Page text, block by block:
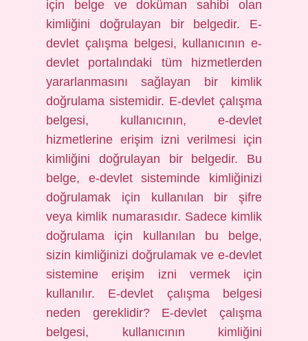
için belge ve doküman sahibi olan
kimliğini doğrulayan bir belgedir. E-
devlet çalışma belgesi, kullanıcının e-
devlet portalındaki tüm hizmetlerden
yararlanmasını sağlayan bir kimlik
doğrulama sistemidir. E-devlet çalışma
belgesi, kullanıcının, e-devlet
hizmetlerine erişim izni verilmesi için
kimliğini doğrulayan bir belgedir. Bu
belge, e-devlet sisteminde kimliğinizi
doğrulamak için kullanılan bir şifre
veya kimlik numarasıdır. Sadece kimlik
doğrulama için kullanılan bu belge,
sizin kimliğinizi doğrulamak ve e-devlet
sistemine erişim izni vermek için
kullanılır. E-devlet çalışma belgesi
neden gereklidir? E-devlet çalışma
belgesi, kullanıcının kimliğini